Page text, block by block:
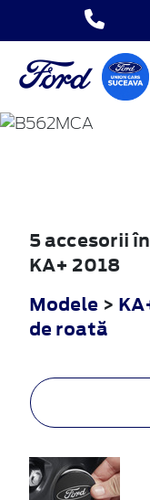
KA+
5 accesorii
KA+ 2018
Modele >
de roată